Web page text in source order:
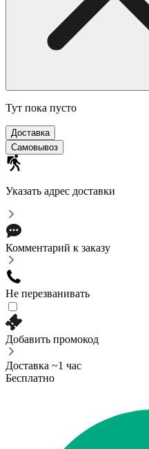
Тут пока пусто
Доставка
Самовывоз
Указать адрес доставки
Комментарий к заказу
Не перезванивать
Добавить промокод
Доставка ~1 час
Бесплатно